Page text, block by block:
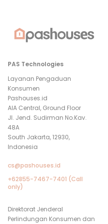
PAS Technologies
Layanan Pengaduan
Konsumen
Pashouses.id
AIA Central, Ground Floor
Jl. Jend. Sudirman No.Kav.
48A
South Jakarta, 12930,
Indonesia
cs@pashouses.id
+62855-7467-7401 (Call
only)
Direktorat Jenderal
Perlindungan Konsumen dan